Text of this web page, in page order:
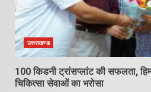
उत्तराखण्ड
100 किडनी ट्रांसप्लांट की सफलता,
चिकित्सा सेवाओं का भरोसा